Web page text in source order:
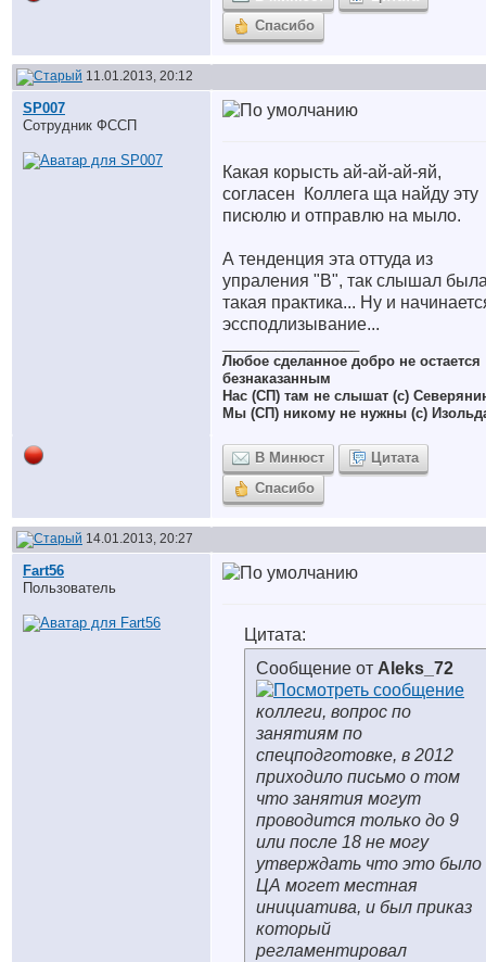
Спасибо
11.01.2013, 20:12
SP007
Сотрудник ФССП
Какая корысть ай-ай-ай-яй,
согласен
Коллега ща найду эту
писюлю и отправлю на мыло.
А тенденция эта оттуда из
упраления "В", так слышал
такая практика... Ну и
эссподлизывание...
Любое сделанное добро не остается
безнаказанным
Нас (СП) там не слышат (с)
Мы (СП) никому не нужны (с)
В Минюст
Цитата
Спасибо
14.01.2013, 20:27
Fart56
Пользователь
Цитата:
Сообщение от Aleks_72
коллеги, вопрос по
занятиям по
спецподготовке, в 2012
приходило письмо о том
что занятия могут
проводится только до 9
или после 18 не могу
утверждать что это было
ЦА могет местная
инициатива, и был приказ
который
регламентировал